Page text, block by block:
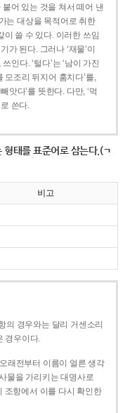
붙어 있는 것을 쳐서 떼어 낸
는 대상을 목적어로 취한
이 쓸 수 있다. 이러한 쓰임
가 된다. 그러나 ‘재물’이
인다. ‘털다’는 ‘남이 가진
조리 뒤지어 훔치다’를,
앗다’를 뜻한다. 다만, ‘먹
쓴다.
태를 표준어로 삼는다.(ㄱ
비고
의 경우와는 달리 거센소리
경우이다.
래전부터 이름이 얼른 생각
물을 가리키는 대명사로
조항에서 이를 다시 확인한